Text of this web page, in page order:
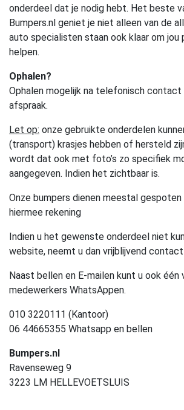
onderdeel dat je nodig hebt. Het beste
Bumpers.nl geniet je niet alleen van de
auto specialisten staan ook klaar om jou
helpen.
Ophalen?
Ophalen mogelijk na telefonisch contact
afspraak.
Let op: onze gebruikte onderdelen
(transport) krasjes hebben of hersteld
wordt dat ook met foto’s zo specifiek
aangegeven. Indien het zichtbaar is.
Onze bumpers dienen meestal
hiermee rekening
Indien u het gewenste onderdeel niet
website, neemt u dan vrijblijvend
Naast bellen en E-mailen kunt u ook één
medewerkers WhatsAppen.
010 3220111 (Kantoor)
06 44665355 Whatsapp en bellen
Bumpers.nl
Ravenseweg 9
3223 LM HELLEVOETSLUIS